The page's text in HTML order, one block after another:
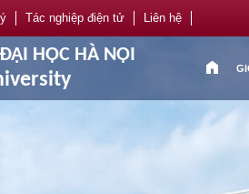
Tác nghiệp điện tử Liên hệ
HỌC HÀ NỘI
home